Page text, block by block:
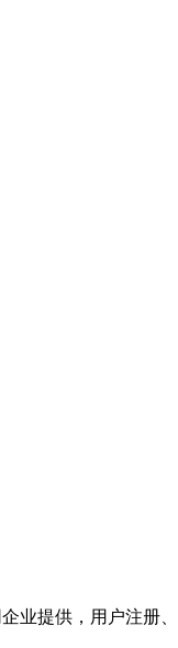
业提供，用户注册